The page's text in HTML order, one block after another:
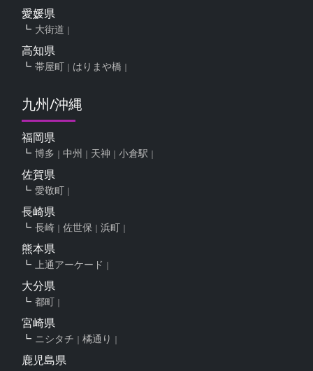
愛媛県
大街道
高知県
帯屋町 はりまや橋
九州/沖縄
福岡県
博多 中州 天神 小倉駅
佐賀県
愛敬町
長崎県
長崎 佐世保 浜町
熊本県
上通アーケード
大分県
都町
宮崎県
ニシタチ 橘通り
鹿児島県